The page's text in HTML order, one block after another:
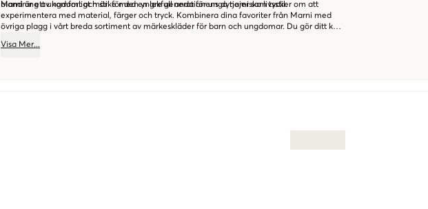
blandning av komfort och stil för den yngre generationens dynamiska livsstil.
Marni är ett ungdomligt märke med en lekfull anda för unga tjejer som tycker om att
experimentera med material, färger och tryck. Kombinera dina favoriter från Marni med
övriga plagg i vårt breda sortiment av märkeskläder för barn och ungdomar. Du gör ditt köp
Visa Mer...